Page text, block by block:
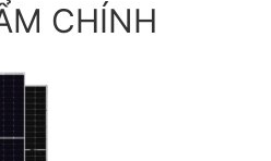
CHÍNH